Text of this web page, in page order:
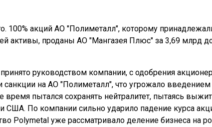
100% акций АО "Полиметалл", которому
активы, проданы АО "Мангазея Плюс" за 3,69 млрд
руководством компании, с одобрения
на АО "Полиметалл", что угрожало введением
время пытался сохранять нейтралитет, пытаясь
США. По компании сильно ударило падение курса
Polymetal уже рассматривало деление бизнеса на